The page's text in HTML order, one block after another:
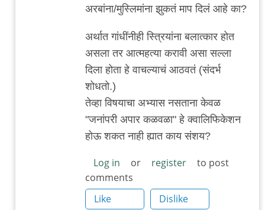
by
अरबांना/मुस्लिमांना झुकतं माप दिलं आहे का?
अर्थात गांधींनीही स्त्रियांना बलात्कार होत
असला तर आत्महत्या करावी असा सल्ला
दिला होता हे वाचल्याचं आठवतं (संदर्भ
शोधतो.)
तेव्हा विषयाचा अभ्यास नसताना केवळ
"जनांपरी अपार कळवळा" हे क्वालिफिकेशन
होऊ शकत नाही ह्यात काय संशय?
Log in or register
to post
comments
Like
Dislike